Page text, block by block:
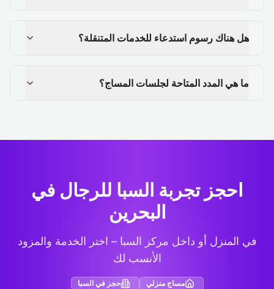
هل هناك رسوم استدعاء للخدمات المتنقلة؟
ما هي المدد المتاحة لجلسات المساج؟
احجز تجربة السبا للرجال في
البحرين
في المنزل أو داخل مركز السبا – اختر الخدمة والمزود
الأنسب لك
مساج منزلي حجز في السبا